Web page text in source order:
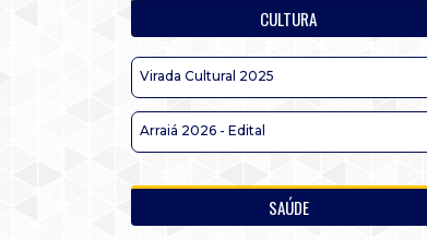
CULTURA
Virada Cultural 2025
Arraiá 2026 - Edital
SAÚDE